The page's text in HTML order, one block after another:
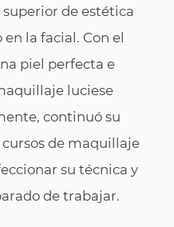
de estética
la facial. Con el
piel perfecta e
luciese
continuó su
de maquillaje
su técnica y
de trabajar.